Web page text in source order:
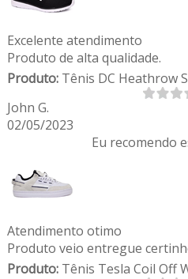
Excelente atendimento
Produto de alta qualidade.
Produto:Tênis DC Heathrow
John G.
02/05/2023
Eu recomendo
Atendimento otimo
Produto veio entregue
Produto:Tênis Tesla Coil Off